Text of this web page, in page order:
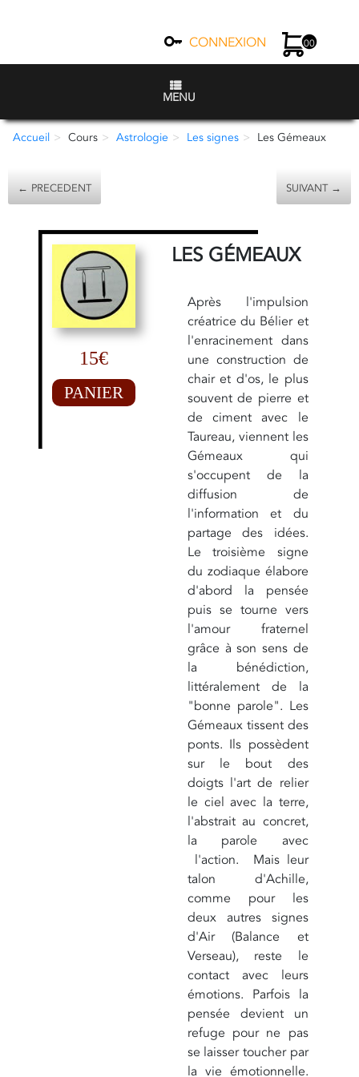
CONNEXION 00
MENU
Accueil Cours Astrologie Les signes Les Gémeaux
← PRECEDENT SUIVANT →
15€
PANIER
LES GÉMEAUX
Après l'impulsion
créatrice du Bélier et
l'enracinement dans
une construction de
chair et d'os, le plus
souvent de pierre et
de ciment avec le
Taureau, viennent les
Gémeaux qui
s'occupent de la
diffusion de
l'information et du
partage des idées.
Le troisième signe
du zodiaque élabore
d'abord la pensée
puis se tourne vers
l'amour fraternel
grâce à son sens de
la bénédiction,
littéralement de la
"bonne parole". Les
Gémeaux tissent des
ponts. Ils possèdent
sur le bout des
doigts l'art de relier
le ciel avec la terre,
l'abstrait au concret,
la parole avec
l'action. Mais leur
talon d'Achille,
comme pour les
deux autres signes
d'Air (Balance et
Verseau), reste le
contact avec leurs
émotions. Parfois la
pensée devient un
refuge pour ne pas
se laisser toucher par
la vie émotionnelle.